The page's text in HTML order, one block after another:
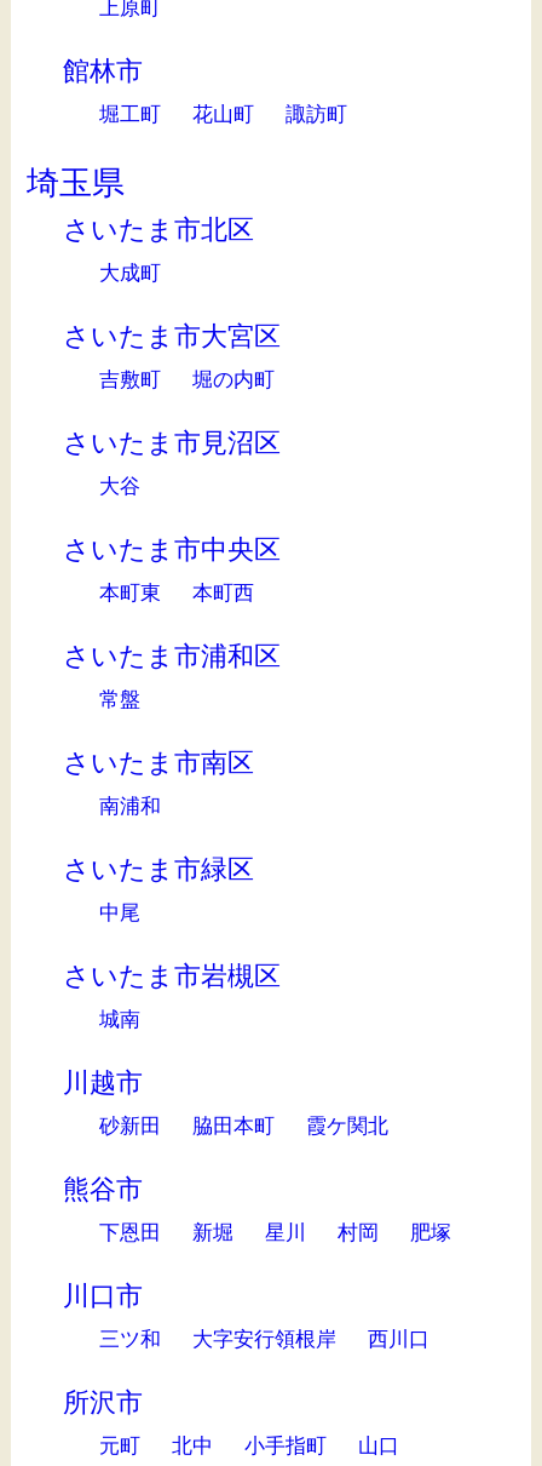
上原町
館林市
堀工町 花山町 諏訪町
埼玉県
さいたま市北区
大成町
さいたま市大宮区
吉敷町 堀の内町
さいたま市見沼区
大谷
さいたま市中央区
本町東 本町西
さいたま市浦和区
常盤
さいたま市南区
南浦和
さいたま市緑区
中尾
さいたま市岩槻区
城南
川越市
砂新田 脇田本町 霞ケ関北
熊谷市
下恩田 新堀 星川 村岡 肥塚
川口市
三ツ和 大字安行領根岸 西川口
所沢市
元町 北中 小手指町
山口